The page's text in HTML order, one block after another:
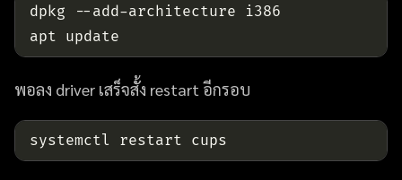
พอลง driver เสร็จสั้ง restart อีกรอบ